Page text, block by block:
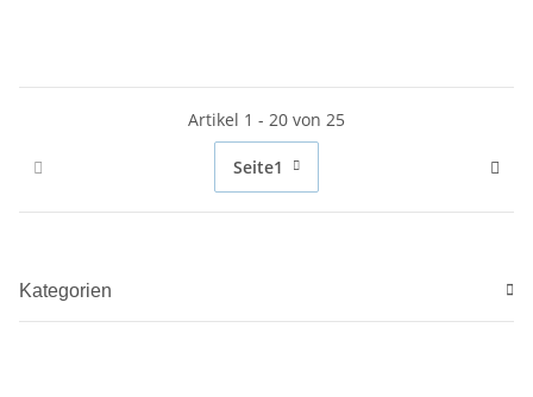
Artikel 1 - 20 von 25
Seite1
Kategorien